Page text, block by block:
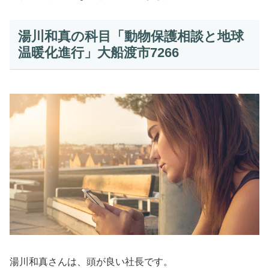
湯川和真の科目「動物保護相談と地球
温暖化進行」大船渡市7266
湯川和真さんは、頭が良い社長です。